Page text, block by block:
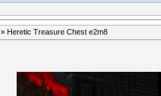
» Heretic Treasure Chest e2m8